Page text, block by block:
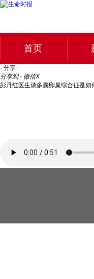
首页
- 分享 -
分享到 - 微信X
彭丹红医生谈多囊卵巢综合征是如